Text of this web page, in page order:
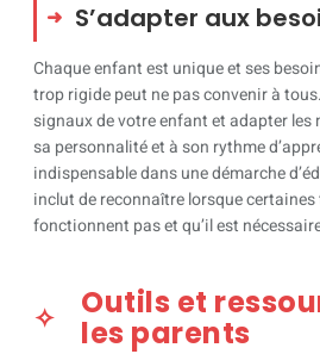
S’adapter aux
Chaque enfant est unique et ses
trop rigide peut ne pas convenir à
signaux de votre enfant et adapter les
sa personnalité et à son rythme
indispensable dans une démarche
inclut de reconnaître lorsque
fonctionnent pas et qu’il est
Outils et
les parents